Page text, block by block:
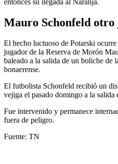
entonces su llegada al Naranja.
Mauro Schonfeld otro
El hecho luctuoso de Potarski
jugador de la Reserva de Morón
baleado a la salida de un boliche de
bonaerense.
El futbolista Schonfeld recibió un
vejiga el pasado domingo a la
Fue intervenido y permanece
fuera de peligro.
Fuente: TN